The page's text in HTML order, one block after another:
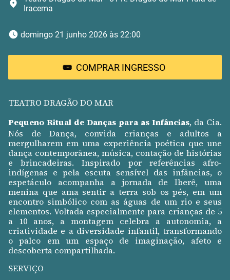
Iracema
domingo 21 junho 2026 às 22:00
COMPRAR INGRESSO
TEATRO DRAGÃO DO MAR
Pequeno Ritual de Danças para as Infâncias, da Cia.
Nós de Dança, convida crianças e adultos a
mergulharem em uma experiência poética que une
dança contemporânea, música, contação de histórias
e brincadeiras. Inspirado por referências afro-
indígenas e pela escuta sensível das infâncias, o
espetáculo acompanha a jornada de Iberê, uma
menina que ama sentir a terra sob os pés, em um
encontro simbólico com as águas de um rio e seus
elementos. Voltada especialmente para crianças de 5
a 10 anos, a montagem celebra a autonomia, a
criatividade e a diversidade infantil, transformando
o palco em um espaço de imaginação, afeto e
descoberta compartilhada.
SERVIÇO